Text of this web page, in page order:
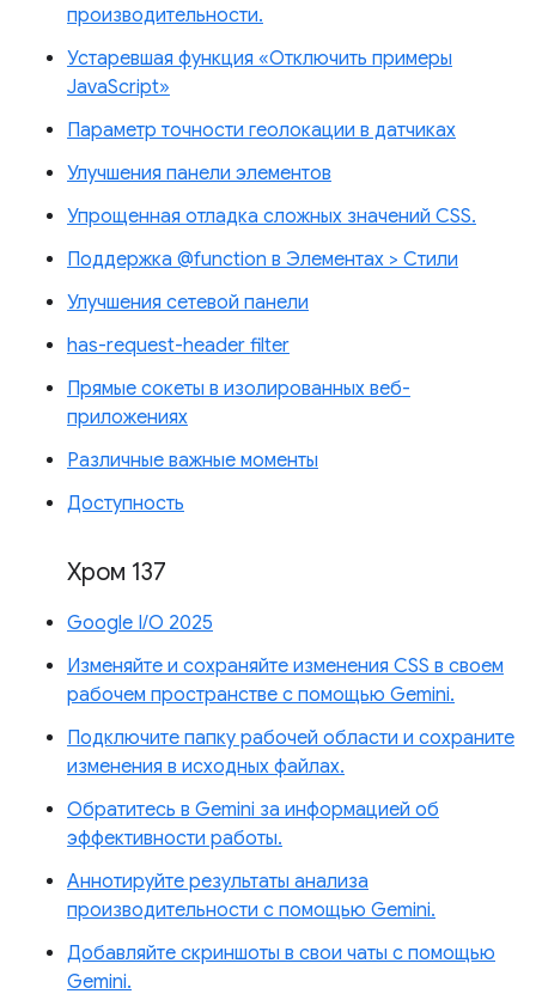
производительности.
Устаревшая функция «Отключить примеры
JavaScript»
Параметр точности геолокации в датчиках
Улучшения панели элементов
Упрощенная отладка сложных значений CSS.
Поддержка @function в Элементах > Стили
Улучшения сетевой панели
has-request-header filter
Прямые сокеты в изолированных веб-
приложениях
Различные важные моменты
Доступность
Хром 137
Google I/O 2025
Изменяйте и сохраняйте изменения CSS в своем
рабочем пространстве с помощью Gemini.
Подключите папку рабочей области и сохраните
изменения в исходных файлах.
Обратитесь в Gemini за информацией об
эффективности работы.
Аннотируйте результаты анализа
производительности с помощью Gemini.
Добавляйте скриншоты в свои чаты с помощью
Gemini.